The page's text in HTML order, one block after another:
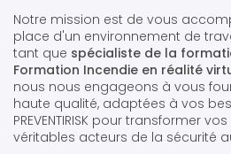
Notre mission est de vous
place d'un environnement de
tant que spécialiste de la
Formation Incendie en réalité
nous nous engageons à vous
haute qualité, adaptées à vos
PREVENTIRISK pour transformer
véritables acteurs de la sécurité